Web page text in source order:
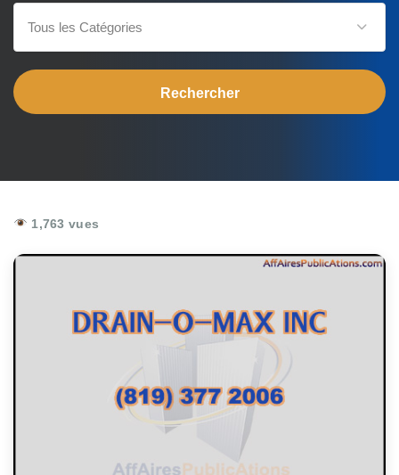
Tous les Catégories
1,763 vues